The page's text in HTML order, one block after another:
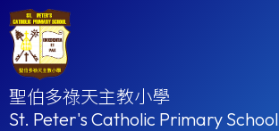
聖伯多祿天主教小學
St. Peter's Catholic Primary School